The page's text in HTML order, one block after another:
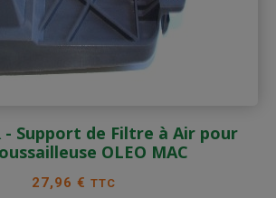
- Support de Filtre à Air pour
OLEO MAC
Prix
27,96 € TTC